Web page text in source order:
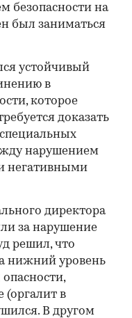
безопасности на
был заниматься
устойчивый
в
которое
доказать
нарушением
негативными
директора
за нарушение
решил, что
нижний уровень
опасности,
(оргалит в
В другом